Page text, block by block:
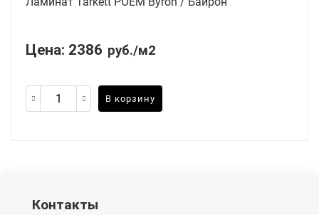
Цена: 2386 руб./м2
В корзину
Контакты